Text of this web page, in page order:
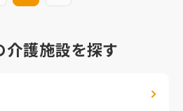
介護施設を探す